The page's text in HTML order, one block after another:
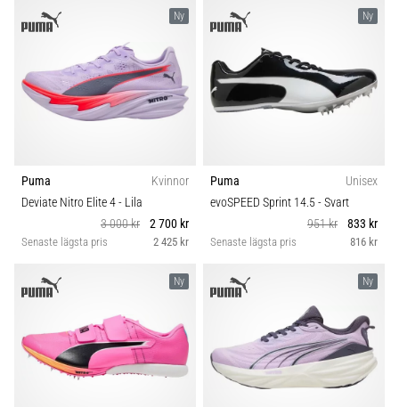
Ny
Puma
Kvinnor
Deviate Nitro Elite 4- Lila
3 000 kr
2 700 kr
Senaste lägsta pris 2 425 kr
Ny
Puma
Unisex
evoSPEED Sprint 14.5- Svart
951 kr
833 kr
Senaste lägsta pris 816 kr
Ny Ny